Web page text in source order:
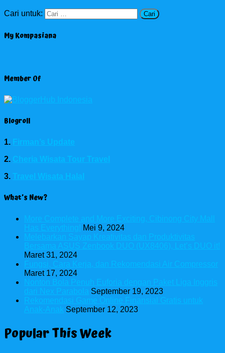
Cari untuk:
My Kompasiana
Member Of
Blogroll
1. Firman’s Update
2. Cheria Wisata Tour Travel
3. Travel Wisata Halal
What’s New?
More Complete and More Exciting, Cibinong City Mall
Has Everything! Mei 9, 2024
Melebarkan Sayap Kreativitas dan Produktivitas
Bersama ASUS Zenbook DUO (UX8406), Let’s DUO it!
Maret 31, 2024
Fungsi, Cara Kerja, dan Rekomendasi Air Compressor
Maret 17, 2024
Nonton Bola Penuh Euforia dengan Paket Liga Inggris
dari Nex Parabola September 19, 2023
Rekomendasi Game Online Finansial Gratis untuk
Anak-Anak September 12, 2023
Popular This Week